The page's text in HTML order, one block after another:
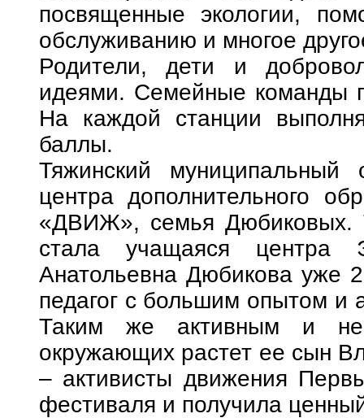
посвященные экологии,
обслуживанию и многое
Родители, дети и
идеями. Семейные команды
На каждой станции
баллы.
Тяжинский муниципальный
центра дополнительного
«ДВИЖ», семья Дюбиковых.
стала учащаяся центра
Анатольевна Дюбикова уже
педагог с большим опытом и
Таким же активным и
окружающих растет ее сын
– активисты движения
фестиваля и получила